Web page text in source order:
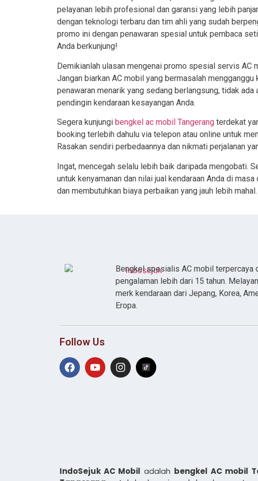
pelayanan lebih profesional dan garansi yang lebih
dengan teknologi terbaru dan tim ahli yang sudah
promo ini dengan penawaran spesial untuk pembaca
Anda berkunjung!
Demikianlah ulasan mengenai promo spesial servis AC
Jangan biarkan AC mobil yang bermasalah
penawaran menarik yang sedang berlangsung, tidak
pendingin kendaraan kesayangan Anda.
Segera kunjungi bengkel ac mobil Tangerang terdekat
booking terlebih dahulu via telepon atau online untuk
Rasakan sendiri perbedaannya dan nikmati perjalanan
Ingat, mencegah selalu lebih baik daripada mengobati.
untuk kenyamanan dan nilai jual kendaraan Anda di
dan membutuhkan biaya perbaikan yang jauh lebih mahal.
Bengkel spesialis AC mobil terpercaya
pengalaman lebih dari 15 tahun.
merk kendaraan dari Jepang, Korea,
Eropa.
Follow Us
IndoSejuk AC Mobil adalah bengkel AC mobil